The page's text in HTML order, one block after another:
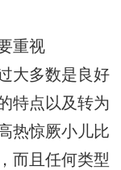
重视
大多数是良好
特点以及转为
热惊厥小儿比
而且任何类型